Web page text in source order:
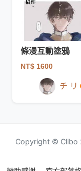
條漫互動塗鴉
NT$ 1600
チ リ
Copyright © Clibo